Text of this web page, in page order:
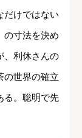
だけではない
の寸法を決め
、利休さんの
の世界の確立
る。聡明で先